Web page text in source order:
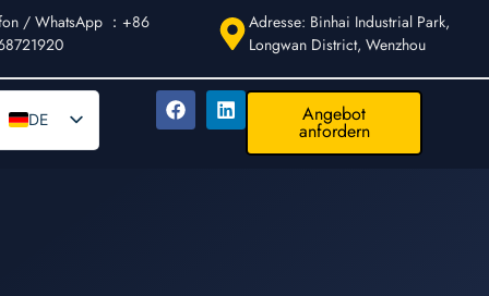
/ WhatsApp ：+86
Adresse: Binhai Industrial Park,
Longwan District, Wenzhou
DE
EN
Angebot
anfordern